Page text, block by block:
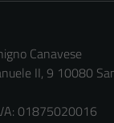
Canavese
II, 9 10080
01875020016